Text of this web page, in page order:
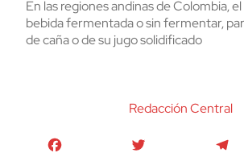
En las regiones andinas de Colombia,
bebida fermentada o sin fermentar,
de caña o de su jugo solidificado
Redacción Central